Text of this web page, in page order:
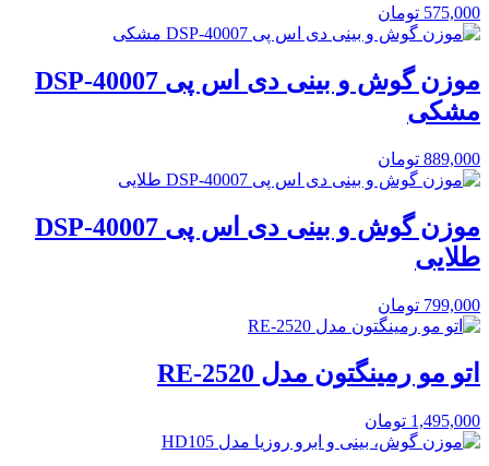
575,000 تومان
موزن گوش و بینی دی اس پی DSP-40007
مشکی
889,000 تومان
موزن گوش و بینی دی اس پی DSP-40007
طلایی
799,000 تومان
اتو مو رمینگتون مدل RE-2520
1,495,000 تومان